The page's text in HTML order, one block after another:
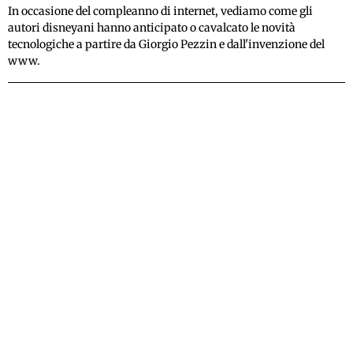
In occasione del compleanno di internet, vediamo come gli
autori disneyani hanno anticipato o cavalcato le novità
tecnologiche a partire da Giorgio Pezzin e dall'invenzione del
www.